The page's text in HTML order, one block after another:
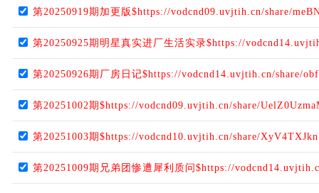
第20250919期加更版$https://vodcnd09.uvjtih.cn/share/
第20250925期明星真实进厂生活实录$https://
第20250926期厂房日记$https://vodcnd14.uvjtih.cn/share/
第20251002期$https://vodcnd09.uvjtih.cn/share/
第20251003期$https://vodcnd10.uvjtih.cn/share/
第20251009期兄弟团惨遭犀利质问$https://